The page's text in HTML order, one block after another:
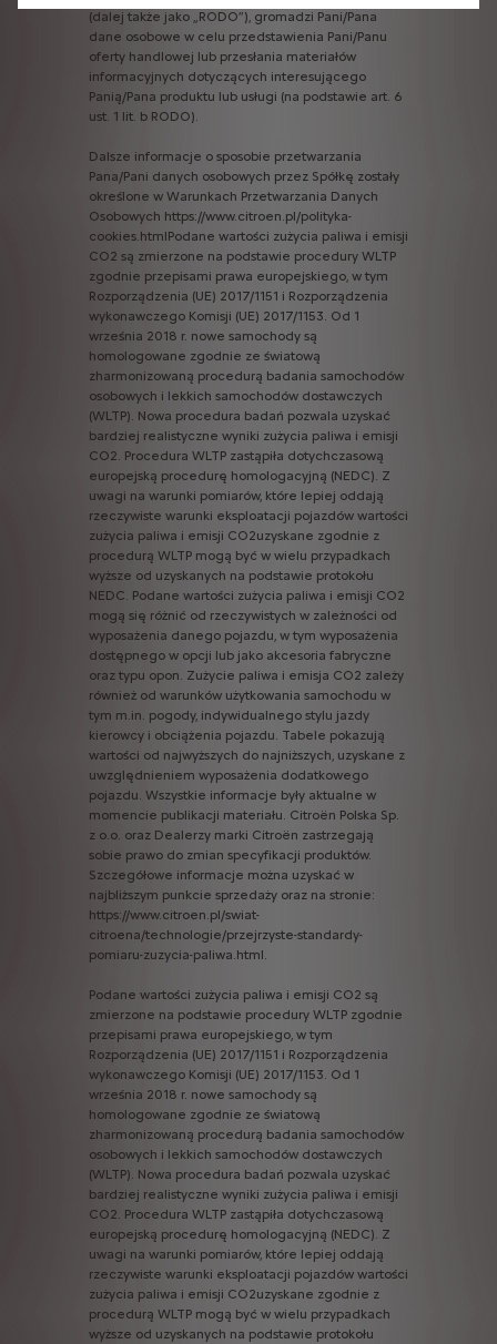
(dalej także jako „RODO”), gromadzi Pani/Pana
dane osobowe w celu przedstawienia Pani/Panu
oferty handlowej lub przesłania materiałów
informacyjnych dotyczących interesującego
Panią/Pana produktu lub usługi (na podstawie art. 6
ust. 1 lit. b RODO).
Dalsze informacje o sposobie przetwarzania
Pana/Pani danych osobowych przez Spółkę zostały
określone w Warunkach Przetwarzania Danych
Osobowych https://www.citroen.pl/polityka-
cookies.htmlPodane wartości zużycia paliwa i emisji
CO2 są zmierzone na podstawie procedury WLTP
zgodnie przepisami prawa europejskiego, w tym
Rozporządzenia (UE) 2017/1151 i Rozporządzenia
wykonawczego Komisji (UE) 2017/1153. Od 1
września 2018 r. nowe samochody są
homologowane zgodnie ze światową
zharmonizowaną procedurą badania samochodów
osobowych i lekkich samochodów dostawczych
(WLTP). Nowa procedura badań pozwala uzyskać
bardziej realistyczne wyniki zużycia paliwa i emisji
CO2. Procedura WLTP zastąpiła dotychczasową
europejską procedurę homologacyjną (NEDC). Z
uwagi na warunki pomiarów, które lepiej oddają
rzeczywiste warunki eksploatacji pojazdów wartości
zużycia paliwa i emisji CO2uzyskane zgodnie z
procedurą WLTP mogą być w wielu przypadkach
wyższe od uzyskanych na podstawie protokołu
NEDC. Podane wartości zużycia paliwa i emisji CO2
mogą się różnić od rzeczywistych w zależności od
wyposażenia danego pojazdu, w tym wyposażenia
dostępnego w opcji lub jako akcesoria fabryczne
oraz typu opon. Zużycie paliwa i emisja CO2 zależy
również od warunków użytkowania samochodu w
tym m.in. pogody, indywidualnego stylu jazdy
kierowcy i obciążenia pojazdu. Tabele pokazują
wartości od najwyższych do najniższych, uzyskane z
uwzględnieniem wyposażenia dodatkowego
pojazdu. Wszystkie informacje były aktualne w
momencie publikacji materiału. Citroën Polska Sp.
z o.o. oraz Dealerzy marki Citroën zastrzegają
sobie prawo do zmian specyfikacji produktów.
Szczegółowe informacje można uzyskać w
najbliższym punkcie sprzedaży oraz na stronie:
https://www.citroen.pl/swiat-
citroena/technologie/przejrzyste-standardy-
pomiaru-zuzycia-paliwa.html.
Podane wartości zużycia paliwa i emisji CO2 są
zmierzone na podstawie procedury WLTP zgodnie
przepisami prawa europejskiego, w tym
Rozporządzenia (UE) 2017/1151 i Rozporządzenia
wykonawczego Komisji (UE) 2017/1153. Od 1
września 2018 r. nowe samochody są
homologowane zgodnie ze światową
zharmonizowaną procedurą badania samochodów
osobowych i lekkich samochodów dostawczych
(WLTP). Nowa procedura badań pozwala uzyskać
bardziej realistyczne wyniki zużycia paliwa i emisji
CO2. Procedura WLTP zastąpiła dotychczasową
europejską procedurę homologacyjną (NEDC). Z
uwagi na warunki pomiarów, które lepiej oddają
rzeczywiste warunki eksploatacji pojazdów wartości
zużycia paliwa i emisji CO2uzyskane zgodnie z
procedurą WLTP mogą być w wielu przypadkach
wyższe od uzyskanych na podstawie protokołu